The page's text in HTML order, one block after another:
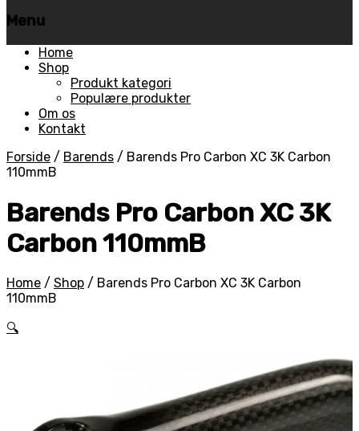
Menu
Skip
Home
Shop
Produkt kategori
Populære produkter
Om os
Kontakt
Forside / Barends / Barends Pro Carbon XC 3K Carbon
110mmB
Barends Pro Carbon XC 3K
Carbon 110mmB
Home / Shop / Barends Pro Carbon XC 3K Carbon
110mmB
🔍